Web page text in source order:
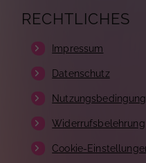
RECHTLICHES
Impressum
Datenschutz
Widerrufsbelehrung
Cookie-